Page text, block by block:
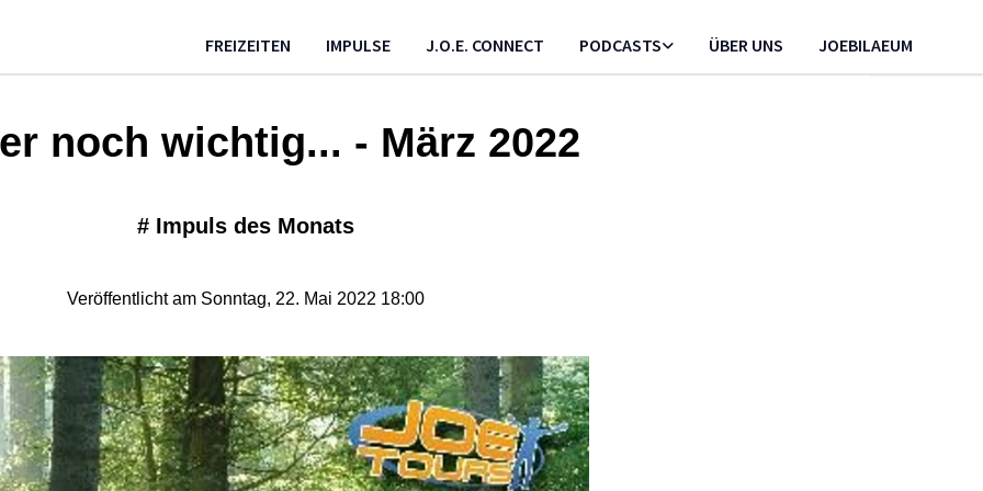
FREIZEITEN IMPULSE J.O.E. CONNECT PODCASTS ÜBER UNS JOEBILAEUM
noch wichtig... - März 2022
# Impuls des Monats
Veröffentlicht am Sonntag, 22. Mai 2022 18:00